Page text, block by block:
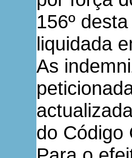
156º
liquidada
As
do Código